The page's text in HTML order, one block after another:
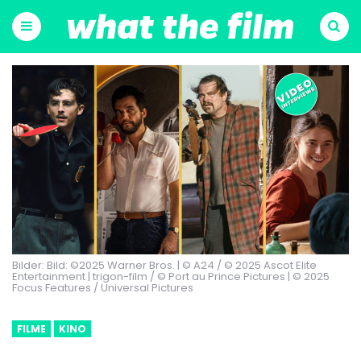
Menu Suchen
Bilder: Bild: ©2025 Warner Bros. | © A24 / © 2025 Ascot Elite
Entertainment | trigon-film / © Port au Prince Pictures | © 2025
Focus Features / Universal Pictures
FILME KINO